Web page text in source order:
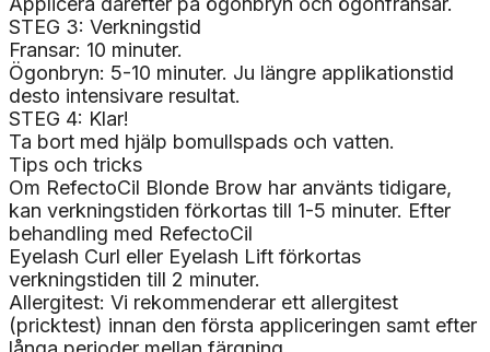
STEG 3: Verkningstid
Fransar: 10 minuter.
Ögonbryn: 5-10 minuter. Ju längre applikationstid
desto intensivare resultat.
STEG 4: Klar!
Ta bort med hjälp bomullspads och vatten.
Tips och tricks
Om RefectoCil Blonde Brow har använts tidigare,
kan verkningstiden förkortas till 1-5 minuter. Efter
behandling med RefectoCil
Eyelash Curl eller Eyelash Lift förkortas
verkningstiden till 2 minuter.
Allergitest: Vi rekommenderar ett allergitest
(pricktest) innan den första appliceringen samt efter